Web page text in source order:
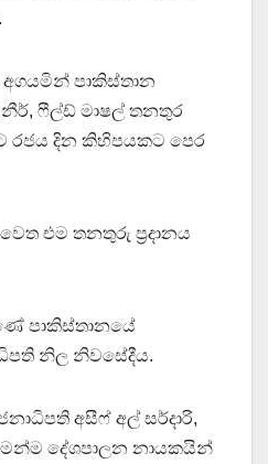
අගයමින් පාකිස්තාන
ෆීල්ඩ් මාෂල් තනතුර
රජය දින කිහිපයකට පෙර
එම තනතුරු ප්‍රදානය
පාකිස්තානයේ
නිල නිවසේදීය.
අසීෆ් අල් සර්දාරි,
දේශපාලන නායකයින්